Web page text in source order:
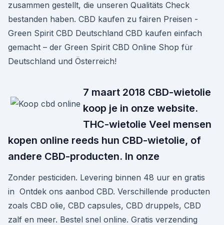
zusammen gestellt, die unseren Qualitäts Check
bestanden haben. CBD kaufen zu fairen Preisen -
Green Spirit CBD Deutschland CBD kaufen einfach
gemacht – der Green Spirit CBD Online Shop für
Deutschland und Österreich!
7 maart 2018 CBD-wietolie
koop je in onze website.
THC-wietolie Veel mensen
kopen online reeds hun CBD-wietolie, of
andere CBD-producten. In onze
Zonder pesticiden. Levering binnen 48 uur en gratis
in Ontdek ons aanbod CBD. Verschillende producten
zoals CBD olie, CBD capsules, CBD druppels, CBD
zalf en meer. Bestel snel online. Gratis verzending